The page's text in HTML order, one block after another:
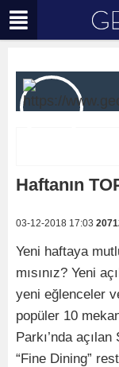
Haftanın
03-12-2018 17:03
Yeni haftaya
mısınız? Yeni
yeni eğlenceler
popüler 10
Parkı’nda
“Fine Dining”